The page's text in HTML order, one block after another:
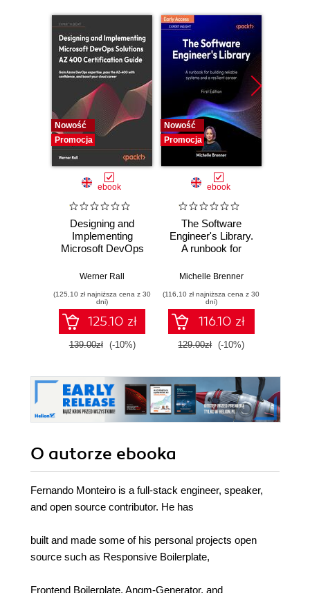
Nowość
Promocja
ebook
Designing and
Implementing
Microsoft DevOps
Certification Guide.
DevOps expertise,
pass the AZ-400
with confidence,
and boost your
cloud career
Werner Rall
(125,10 zł najniższa cena z 30
dni)
125.10 zł
139.00zł (-10%)
Nowość
Promocja
ebook
The Software
Engineer's Library.
A runbook for
systems and a
Michelle Brenner
(116,10 zł najniższa cena z 30
dni)
116.10 zł
129.00zł (-10%)
O autorze ebooka
Fernando Monteiro is a full-stack engineer, speaker,
and open source contributor. He has
built and made some of his personal projects open
source such as Responsive Boilerplate,
Frontend Boilerplate, Angm-Generator, and